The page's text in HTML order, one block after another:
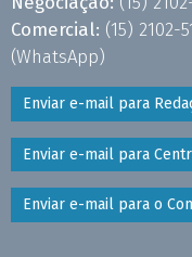
Comercial: (15) 2102-
(WhatsApp)
Enviar e-mail para
Enviar e-mail para
Enviar e-mail para o